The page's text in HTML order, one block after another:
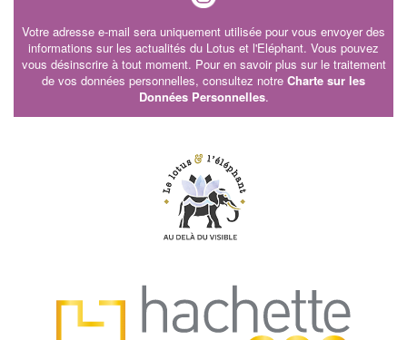
Votre adresse e-mail sera uniquement utilisée pour vous envoyer des
informations sur les actualités du Lotus et l'Eléphant. Vous pouvez
vous désinscrire à tout moment. Pour en savoir plus sur le traitement
de vos données personnelles, consultez notre Charte sur les
Données Personnelles.